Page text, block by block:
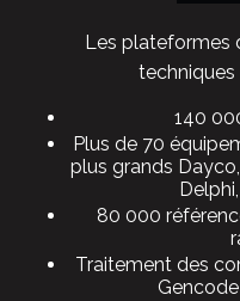
Les plateformes
techniques
140
Plus de 70
plus grands Dayco,
80 000
Traitement des